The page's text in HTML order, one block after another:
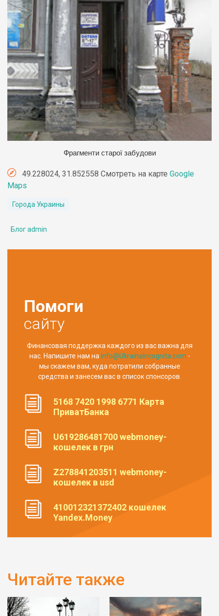
Фрагменти старої забудови
49.228024, 31.852558 Смотреть на карте Google
Maps
Города Украины
Блог admin
Помоги
сайту
Финансовая поддержка каждого из вас важна для
нас. Напишите нам наinfo@UkrainaIncognita.com -
мы скажем вам, куда потратили собранные
средства и занесем вас в список спонсоров.
5168 7420 1998 6771 Карта
ПриватБанка
U619286481700 webmoney-
кошелек в грн
Z278841203511 webmoney-
кошелек в usd
410012321372402 кошелек
Yandex.Money
Читайте также